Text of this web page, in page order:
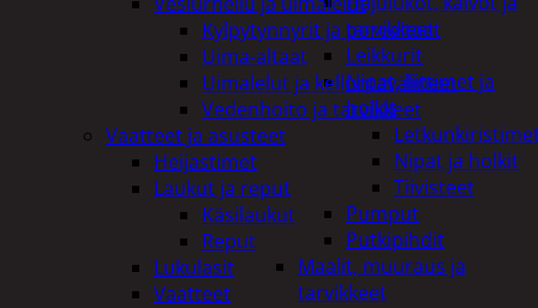
tarvikkeet
Leikkurit
Nipat, liittimet ja
holkit
Nipat ja holkit
Tiivisteet
Pumput
Putkipihdit
Maalit, muuraus ja
tarvikkeet
Kylpytynnyrit ja porealtaat
Uima-altaat
Uimalelut ja kelluntavälineet
Vedenhoito ja tarvikkeet
Vaatteet ja asusteet
Heijastimet
Laukut ja reput
Käsilaukut
Reput
Lukulasit
Vaatteet